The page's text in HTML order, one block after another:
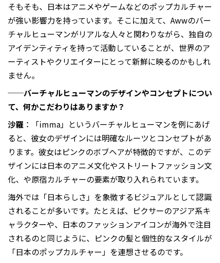
そもそも、日本はアニメやゲームなどのポップカルチャー
が強い影響力を持っています。そこに加えて、Awwのバー
チャルヒューマンがリアルな人々と関わりながら、独自の
アイデンティティを持って活動していることが、世界のア
ーティストやクリエイターにとって新鮮に映るのかもしれ
ません。
──バーチャルヒューマンのデザインやコンセプトについ
て、何かこだわりはありますか？
沙羅 ：「imma」というバーチャルヒューマンを例にあげ
ると、彼女のデザインには明確なルーツとコンセプトがあ
ります。彼女はピンクのボブヘアが特徴的ですが、このデ
ザインには日本のアニメ文化やストリートファッション文
化、や原宿カルチャーの要素が取り入れられています。
海外では「日本らしさ」を象徴するビジュアルとして認識
されることが多いです。たとえば、ピクサーのアジア系キ
ャラクターや、日本のファッションアイコンが海外で注目
されるのと同じように、ピンクの髪と個性的なスタイルが
「日本のポップカルチャー」を連想させるのです。